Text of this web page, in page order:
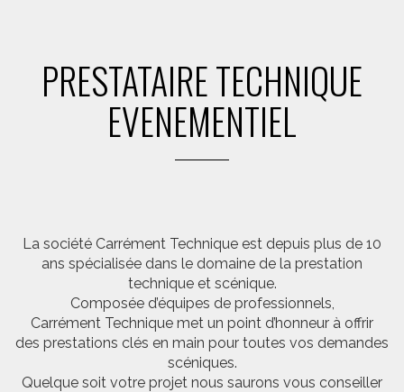
PRESTATAIRE TECHNIQUE
EVENEMENTIEL
La société Carrément Technique est depuis plus de 10
ans spécialisée dans le domaine de la prestation
technique et scénique.
Composée d’équipes de professionnels,
Carrément Technique met un point d’honneur à offrir
des prestations clés en main pour toutes vos demandes
scéniques.
Quelque soit votre projet nous saurons vous conseiller